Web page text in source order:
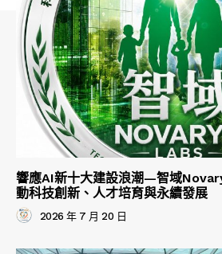
響應AI新十大建設浪潮—智域
動科技創新、人才培育與永續發展
2026 年 7 月 20 日